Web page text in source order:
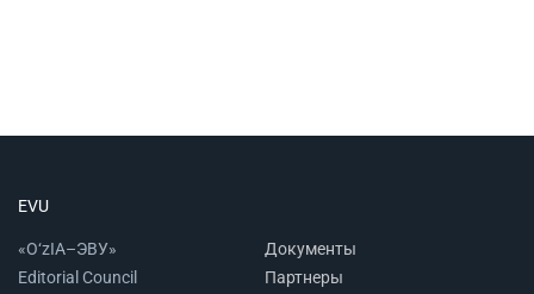
EVU
«O‘zIA–ЭВУ»
Editorial Council
Документы
Партнеры